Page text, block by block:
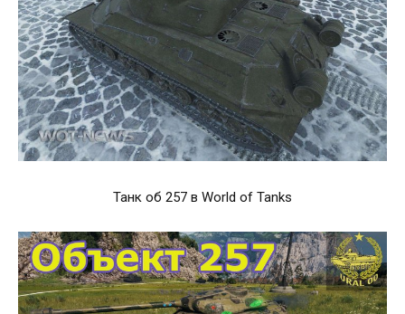
Танк об 257 в World of Tanks